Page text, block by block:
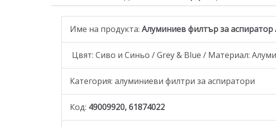
Име на продукта: Алуминиев филтър за
Цвят: Сиво и Синьо / Grey & Blue / Материал:
Категория: aлуминиеви филтри за аспиратори
Код: 49009920, 61874022